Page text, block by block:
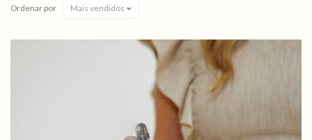
Ordenar por Mais vendidos